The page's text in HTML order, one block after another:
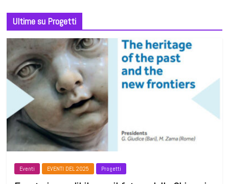
Ultime su Progetti
Eventi EVENTI DEL 2025 Progetti